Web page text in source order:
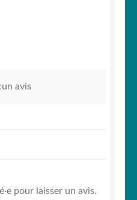
avis
pour laisser un avis.